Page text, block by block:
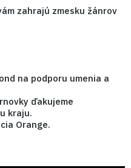
zahrajú zmesku žánrov
na podporu umenia a
ďakujeme
kraju.
Orange.